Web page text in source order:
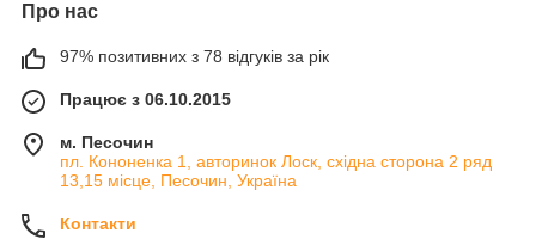
Про нас
97% позитивних з 78 відгуків за рік
Працює з 06.10.2015
м. Песочин
пл. Кононенка 1, авторинок Лоск, східна сторона 2 ряд
13,15 місце, Песочин, Україна
Контакти